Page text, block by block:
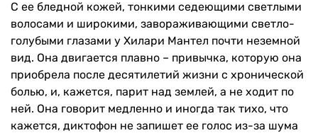
С ее бледной кожей, тонкими седеющими светлыми
волосами и широкими, завораживающими светло-
голубыми глазами у Хилари Мантел почти неземной
вид. Она двигается плавно – привычка, которую она
приобрела после десятилетий жизни с хронической
болью, и, кажется, парит над землей, а не ходит по
ней. Она говорит медленно и иногда так тихо, что
кажется, диктофон не запишет ее голос из-за шума